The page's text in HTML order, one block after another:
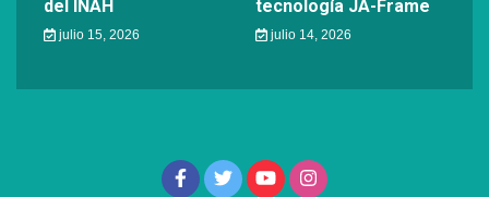
del INAH
julio 15, 2026
tecnología JA-Frame
julio 14, 2026